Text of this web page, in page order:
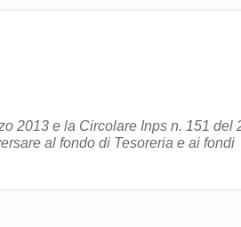
2013 e la Circolare Inps n. 151 del
al fondo di Tesoreria e ai fondi